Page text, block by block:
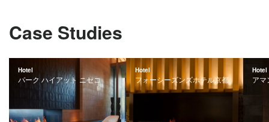
Case Studies
Hotel
パーク ハイアット ニセコ
Hotel
フォーシーズンズホテル京都
Hotel
アマ